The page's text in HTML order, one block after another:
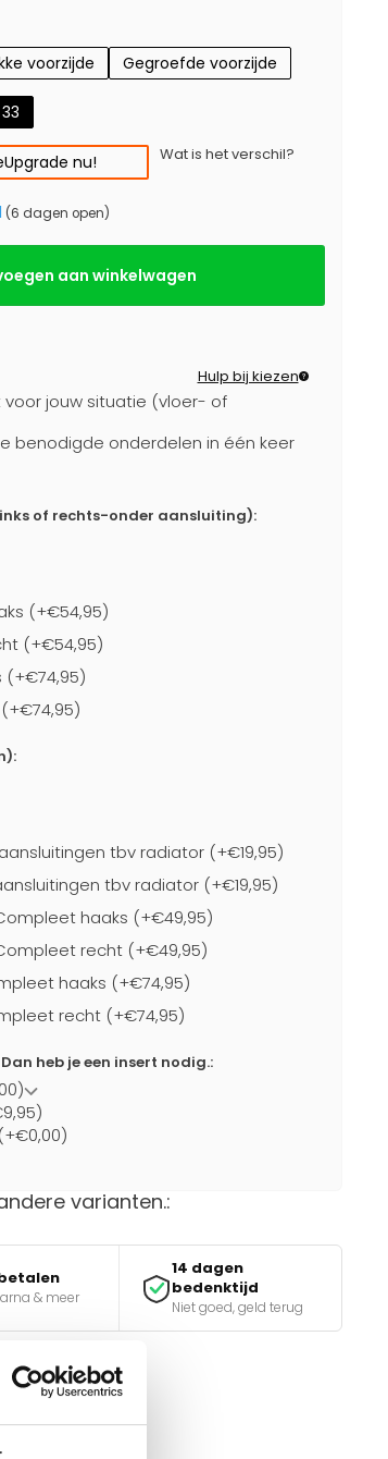
voorzijde Gegroefde voorzijde
Upgrade nu! Wat is het verschil?
(6 dagen open)
aan winkelwagen
Hulp bij kiezen
jouw situatie (vloer- of
benodigde onderdelen in één keer
of rechts-onder aansluiting):
(+€54,95)
(+€54,95)
(+€74,95)
tbv radiator (+€19,95)
tbv radiator (+€19,95)
haaks (+€49,95)
recht (+€49,95)
haaks (+€74,95)
recht (+€74,95)
heb je een insert nodig.:
varianten.:
& meer
14 dagen
bedenktijd
Niet goed, geld terug